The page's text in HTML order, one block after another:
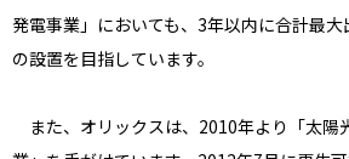
発電事業」においても、3年以内に合計最大
の設置を目指しています。
また、オリックスは、2010年より「太陽